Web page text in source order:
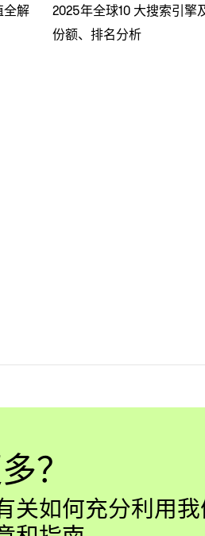
全解
2025年全球10 大搜索引擎
份额、排名分析
？
关如何充分利用